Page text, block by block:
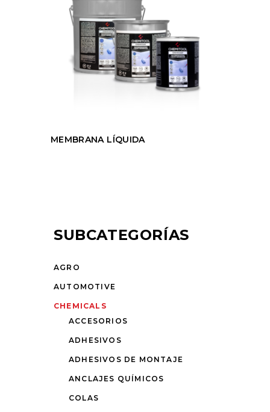
MEMBRANA LÍQUIDA
SUBCATEGORÍAS
AGRO
AUTOMOTIVE
CHEMICALS
ACCESORIOS
ADHESIVOS
ADHESIVOS DE MONTAJE
ANCLAJES QUÍMICOS
COLAS